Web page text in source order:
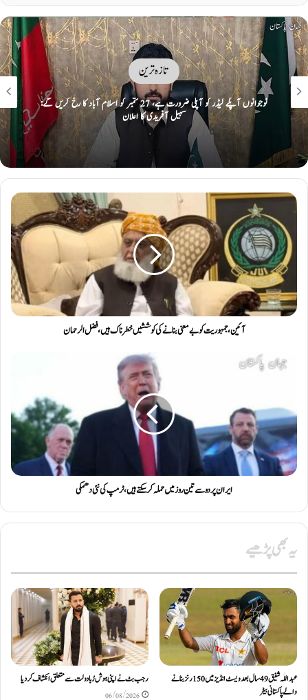
تازہ ترین
پاکستانی کرکٹر حمزہ نذر پر 2 سال کی پابندی اور 10 لاکھ روپےکا جرمانہ عائد
آئین، جمہوریت کو بےمعنی بنانےکی کوششیں خطرناک ہیں، فضل الرحمان
ایران پر دو سے تین روز میں حملہ کرسکتے ہیں، ٹرمپ کی نئی دھمکی
یہ بھی پڑھیے
عبداللّٰہ شفیق 49 سال بعد ویسٹ انڈیز میں 150 رنز بنانے
والے پاکستانی بیٹر
رجب بٹ نے اپنی ہوش رُبا دولت سے متعلق انکشاف کردیا
06/08/2026